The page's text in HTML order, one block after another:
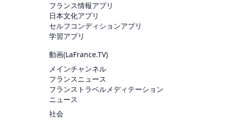
フランス情報アプリ
日本文化アプリ
セルフコンディションアプリ
学習アプリ
動画(LaFrance.TV)
メインチャンネル
フランスニュース
フランストラベルメディテーション
ニュース
社会